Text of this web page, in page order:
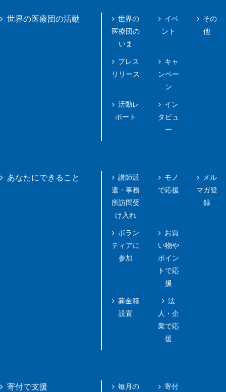
世界の医療団の活動
世界の
医療団の
いま
プレス
リリース
活動レ
ポート
イベ
ント
キャ
ンペー
ン
イン
タビュ
ー
その
他
あなたにできること
講師派
遣・事務
所訪問受
け入れ
ボラン
ティアに
参加
募金箱
設置
モノ
で応援
お買
い物や
ポイン
トで応
援
法
人・企
業で応
援
メル
マガ登
録
寄付で支援
毎月の
寄付